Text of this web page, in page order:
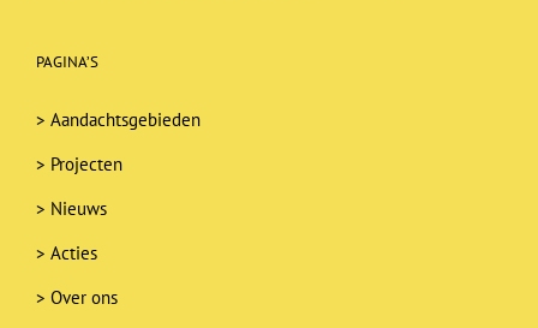
PAGINA’S
> Aandachtsgebieden
> Projecten
> Nieuws
> Acties
> Over ons